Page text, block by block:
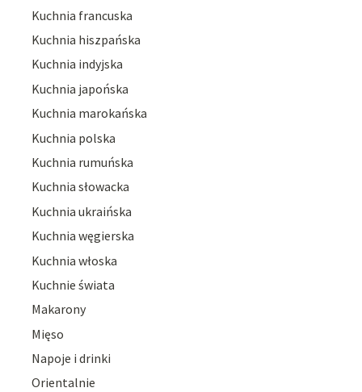
Kuchnia francuska
Kuchnia hiszpańska
Kuchnia indyjska
Kuchnia japońska
Kuchnia marokańska
Kuchnia polska
Kuchnia rumuńska
Kuchnia słowacka
Kuchnia ukraińska
Kuchnia węgierska
Kuchnia włoska
Kuchnie świata
Makarony
Mięso
Napoje i drinki
Orientalnie